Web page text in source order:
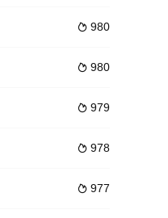
ルクちゃん
は「ふりいくっ!」ほか青春真っ
有点像自己的TAKI，误把他当
 980
 980
 979
 978
 977